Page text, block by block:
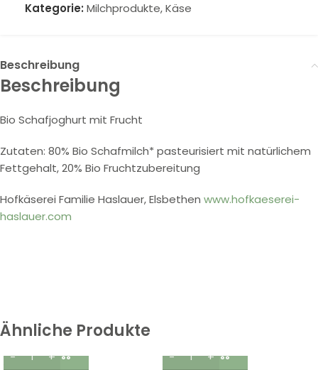
Kategorie: Milchprodukte, Käse
Beschreibung
Beschreibung
Bio Schafjoghurt mit Frucht
Zutaten: 80% Bio Schafmilch* pasteurisiert mit natürlichem
Fettgehalt, 20% Bio Fruchtzubereitung
Hofkäserei Familie Haslauer, Elsbethen www.hofkaeserei-
haslauer.com
Ähnliche Produkte